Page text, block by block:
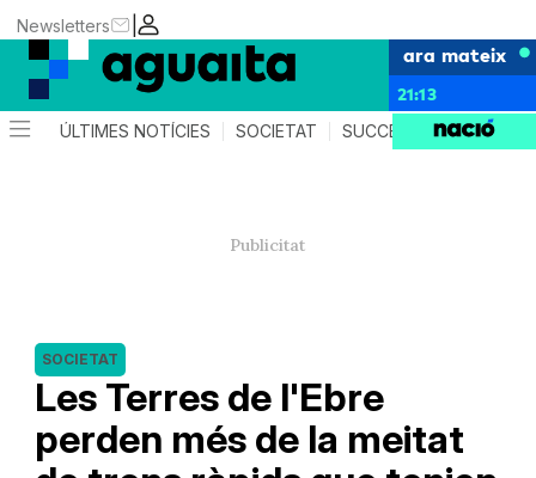
|
Newsletters
ara mateix
21:13
ÚLTIMES NOTÍCIES SOCIETAT SUCCESSOS AGENDA
Les Terres de l'Ebre
perden més de la meitat
SOCIETAT